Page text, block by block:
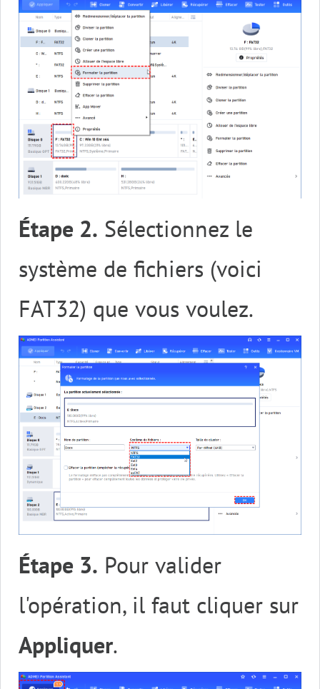
Étape 2. Sélectionnez le
système de fichiers (voici
FAT32) que vous voulez.
Étape 3. Pour valider
l'opération, il faut cliquer sur
Appliquer.